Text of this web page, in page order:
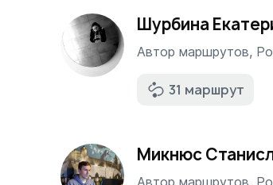
Шурбина
Автор маршрутов,
31 маршрут
Микнюс
Автор маршрутов,